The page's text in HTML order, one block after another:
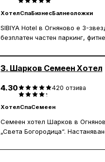
сградата на община Банско се
ХотелСпаБизнесБалнеоложки
SIBIYA Hotel в Огняново е 3-
безплатен частен паркинг,
Всяка стая е оборудвана с
хотела се сервира закуска на
Гостите могат да ползват spa
колоездене. Рецепцията
информация за района.
3. Шарков Семеен Хотел
4.30 420 отзива
ХотелСпаСемеен
Семеен хотел Шарков в
„Света Богородица“.